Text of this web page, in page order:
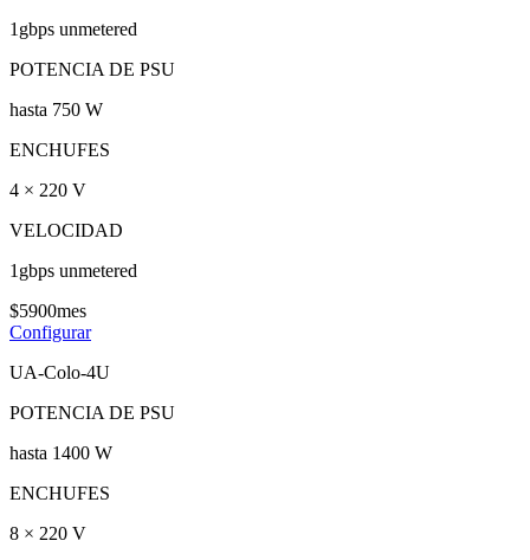
1gbps unmetered
POTENCIA DE PSU
hasta 750 W
ENCHUFES
4 × 220 V
VELOCIDAD
1gbps unmetered
$5900mes
Configurar
UA-Colo-4U
POTENCIA DE PSU
hasta 1400 W
ENCHUFES
8 × 220 V